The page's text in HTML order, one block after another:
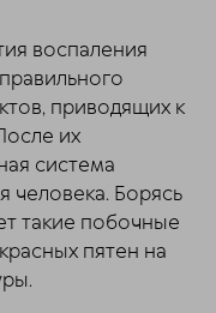
воспаления
приводящих к
их
система
человека. Борясь
такие побочные
пятен на